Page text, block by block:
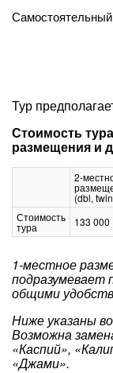
Тур
Стоимость
размещения и
2-
(dbl,
Стоимость
тура 133 000
1-местное
подразумевает
общими
Ниже указаны
Возможна
«Каспий»,
«Джами».